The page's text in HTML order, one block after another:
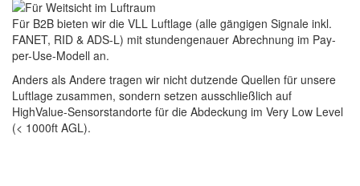
Für B2B bieten wir die VLL Luftlage (alle gängigen Signale inkl.
FANET, RID & ADS-L) mit stundengenauer Abrechnung im Pay-
per-Use-Modell an.
Anders als Andere tragen wir nicht dutzende Quellen für unsere
Luftlage zusammen, sondern setzen ausschließlich auf
HighValue-Sensorstandorte für die Abdeckung im Very Low Level
(< 1000ft AGL).